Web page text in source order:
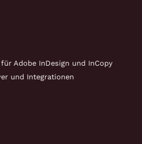
Adobe InDesign und InCopy
und Integrationen